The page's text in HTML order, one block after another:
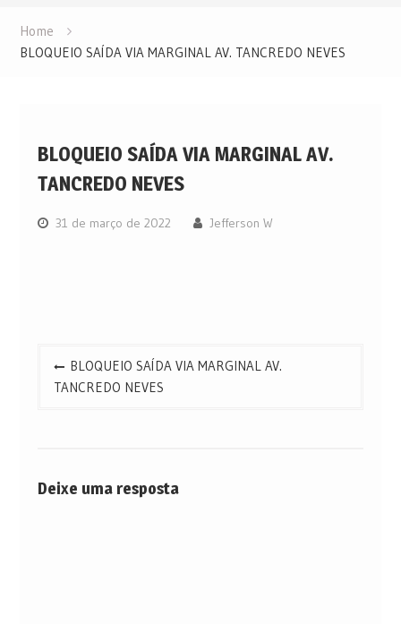
Home
BLOQUEIO SAÍDA VIA MARGINAL AV. TANCREDO NEVES
BLOQUEIO SAÍDA VIA MARGINAL AV.
TANCREDO NEVES
31 de março de 2022 Jefferson W
Navegação
de
BLOQUEIO SAÍDA VIA MARGINAL AV.
TANCREDO NEVES
Deixe uma resposta